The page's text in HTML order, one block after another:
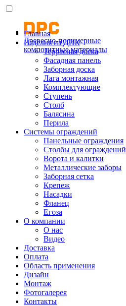
Древесно-полимерные
композитные материалы
Главная
Изделия из ДПК
Террасная доска
Фасадная панель
Заборная доска
Лага монтажная
Комплектующие
Ступень
Столб
Балясина
Перила
Системы ограждений
Панельные ограждения
Столбы для ограждений
Ворота и калитки
Металлические заборы
Заборная сетка
Крепеж
Насадки
Фланец
Егоза
О компании
О нас
Видео
Доставка
Оплата
Область применения
Дизайн
Монтаж
Фотогалерея
Контакты